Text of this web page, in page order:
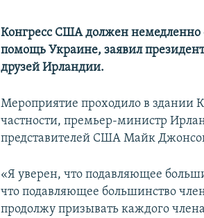
Конгресс США должен немедленно
помощь Украине, заявил
друзей Ирландии.
Мероприятие проходило в здании
частности, премьер-министр
представителей США Майк
«Я уверен, что подавляющее
что подавляющее большинство
продолжу призывать каждого